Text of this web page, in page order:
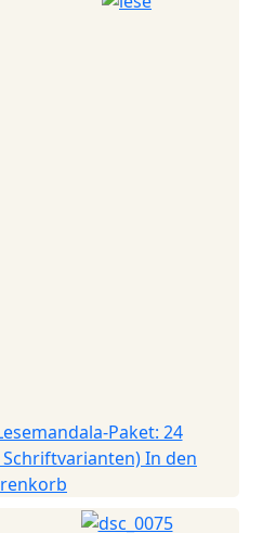
Paket: 24
Schriftvarianten)In den